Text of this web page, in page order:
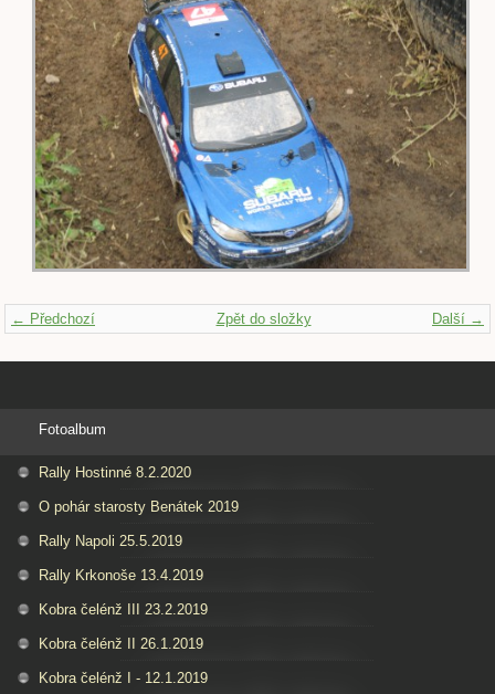
← Předchozí Další →
Zpět do složky
Fotoalbum
Rally Hostinné 8.2.2020
O pohár starosty Benátek 2019
Rally Napoli 25.5.2019
Rally Krkonoše 13.4.2019
Kobra čelénž III 23.2.2019
Kobra čelénž II 26.1.2019
Kobra čelénž I - 12.1.2019